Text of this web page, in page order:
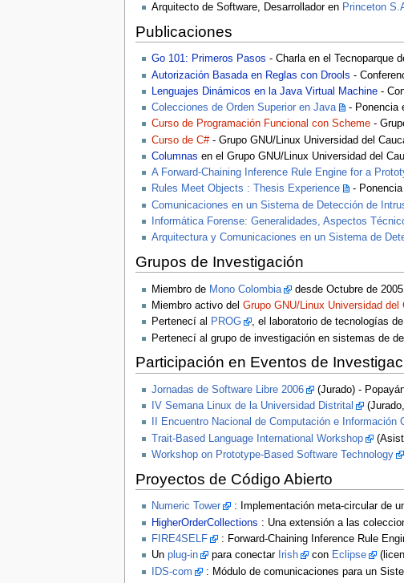
Arquitecto de Software, Desarrollador en Princeton
Publicaciones
Go 101: Primeros Pasos - Charla en el Tecnoparque
Autorización Basada en Reglas con Drools -
Lenguajes Dinámicos en la Java Virtual Machine-
Colecciones de Orden Superior en Java
- Ponencia
Curso de Programación Funcional con Scheme-
Curso de C#- Grupo GNU/Linux Universidad del
Columnas en el Grupo GNU/Linux Universidad del
A Forward-Chaining Inference Rule Engine for a
Rules Meet Objects : Thesis Experience
- Ponencia
Comunicaciones en un Sistema de Detección de
Informática Forense: Generalidades, Aspectos
Arquitectura y Comunicaciones en un Sistema de
Grupos de Investigación
Miembro de Mono Colombia
desde Octubre de 2005.
Miembro activo del Grupo GNU/Linux Universidad del
Pertenecí al PROG
, el laboratorio de tecnologías
Pertenecí al grupo de investigación en sistemas de
Participación en Eventos de
Jornadas de Software Libre 2006
(Jurado) -
IV Semana Linux de la Universidad Distrital
II Encuentro Nacional de Computación e Información
Trait-Based Language International Workshop
Workshop on Prototype-Based Software Technology
Proyectos de Código Abierto
Numeric Tower
: Implementación meta-circular de
HigherOrderCollections : Una extensión a las
FIRE4SELF
: Forward-Chaining Inference Rule
Un plug-in para conectar Irish con Eclipse
IDS-com
: Módulo de comunicaciones para un